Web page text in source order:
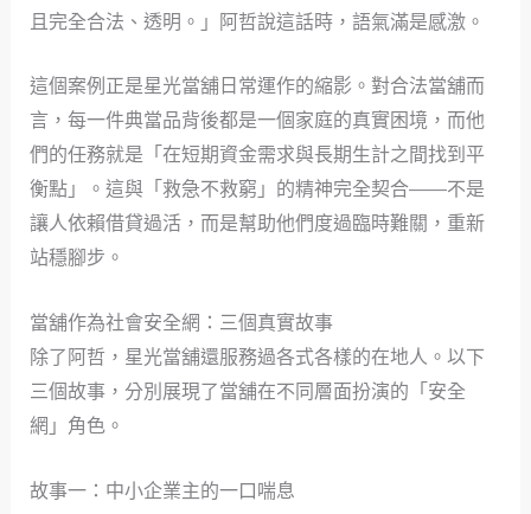
且完全合法、透明。」阿哲說這話時，語氣滿是感激。
這個案例正是星光當舖日常運作的縮影。對合法當舖而
言，每一件典當品背後都是一個家庭的真實困境，而他
們的任務就是「在短期資金需求與長期生計之間找到平
衡點」。這與「救急不救窮」的精神完全契合——不是
讓人依賴借貸過活，而是幫助他們度過臨時難關，重新
站穩腳步。
當舖作為社會安全網：三個真實故事
除了阿哲，星光當舖還服務過各式各樣的在地人。以下
三個故事，分別展現了當舖在不同層面扮演的「安全
網」角色。
故事一：中小企業主的一口喘息